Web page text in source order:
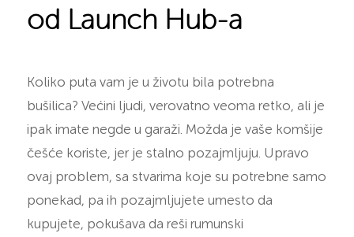
od Launch Hub-a
Koliko puta vam je u životu bila potrebna
bušilica? Većini ljudi, verovatno veoma retko, ali je
ipak imate negde u garaži. Možda je vaše komšije
češće koriste, jer je stalno pozajmljuju. Upravo
ovaj problem, sa stvarima koje su potrebne samo
ponekad, pa ih pozajmljujete umesto da
kupujete, pokušava da reši rumunski